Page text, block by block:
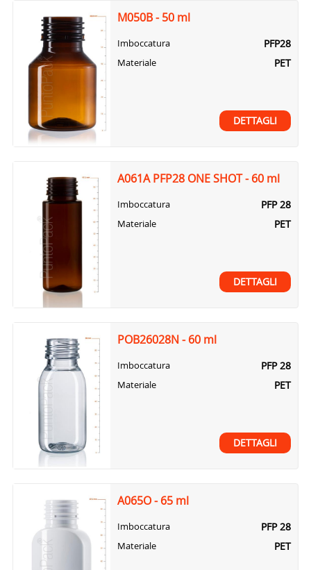
M050B - 50 ml
Imboccatura PFP28
Materiale PET
DETTAGLI
A061A PFP28 ONE SHOT - 60 ml
Imboccatura PFP 28
Materiale PET
DETTAGLI
POB26028N - 60 ml
Imboccatura PFP 28
Materiale PET
DETTAGLI
A065O - 65 ml
Imboccatura PFP 28
Materiale PET